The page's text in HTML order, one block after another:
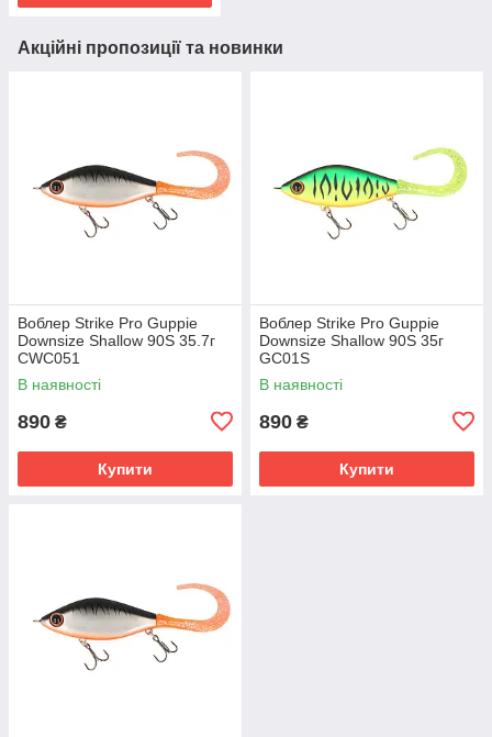
Акційні пропозиції та новинки
Воблер Strike Pro Guppie
Downsize Shallow 90S 35.7г
CWC051
В наявності
890 ₴
Купити
Воблер Strike Pro Guppie
Downsize Shallow 90S 35г
GC01S
В наявності
890 ₴
Купити